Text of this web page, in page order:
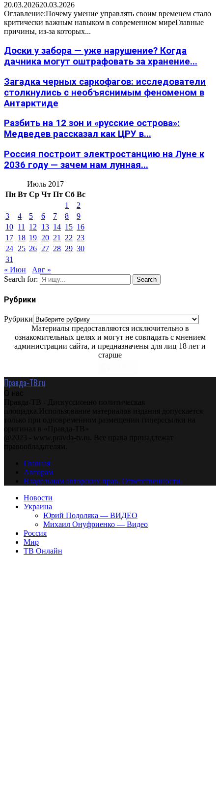
20.03.202620.03.2026
Оглавление:Почему умение управлять своим временем стало
критически важным навыком в современном миреГлавные
причины, из-за которых...
Доски у забора — уже нарушение? Когда
дачника могут оштрафовать за хранение...
Загадка черных саркофагов: исследователи
столкнулись с необъяснимым феноменом в
Антарктиде
Разбить на 12 зон и «русские острова»:
Медведев рассказал как ЦРУ в...
Россия построит электростанцию на Луне к
2036 году — зачем нам лунная...
Июль 2017
Пн Вт Ср Чт Пт Сб Вс
1
2
3
4 5 6 7 8
9
10 11 12 13 14 15 16
17 18 19 20 21 22 23
24 25 26 27 28 29 30
31
« Июн
Авг »
Search for:
Search
Рубрики
Рубрики
Материалы предоставляются исключительно в
ознакомительных целях и могут не совпадать с мнением
администрации сайта, и предназначены для лиц 18 лет и
старше
Правда-ТВ.ru
О нас
Правда-ТВ - Дискуссионно политическая
площадка.Использование материалов издания допускается
только при одновременном размещении гиперссылки на
оригинал в «Правда-ТВ»
@2023 - www.pravda-tv.ru. Все права принадлежат
правообладателям.
Главная
Авторам
Владельцам авторских прав. Ответственности.
Новости
Украина
Юрий Подоляка — ВИДЕО
Михаил Онуфриенко — Видео
Россия
Мир
ТВ Онлайн